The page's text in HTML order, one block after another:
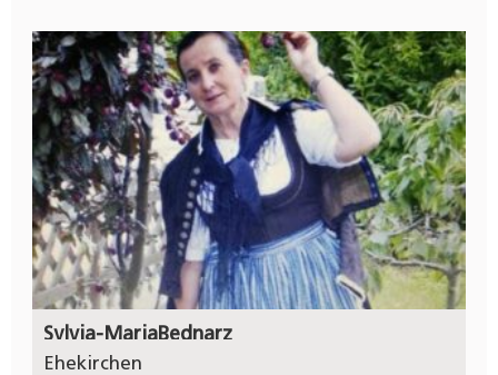
Sylvia-MariaBednarz
Ehekirchen